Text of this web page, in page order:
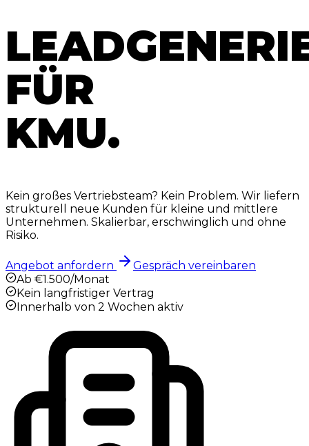
FÜR
KMU.
Kein großes Vertriebsteam? Kein Problem. Wir liefern
strukturell neue Kunden für kleine und mittlere
Unternehmen. Skalierbar, erschwinglich und ohne
Risiko.
Angebot anfordern
Gespräch vereinbaren
Ab €1.500/Monat
Kein langfristiger Vertrag
Innerhalb von 2 Wochen aktiv